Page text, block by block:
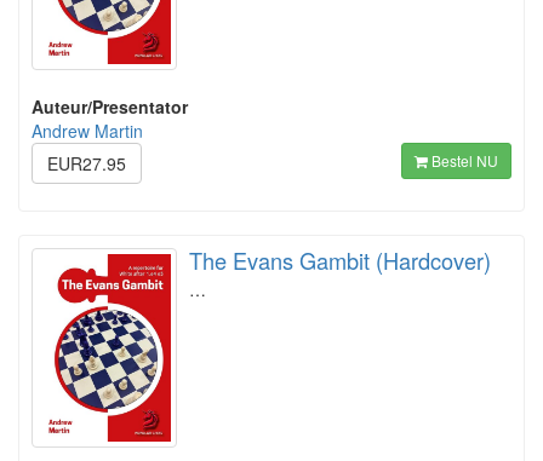
Auteur/Presentator
Andrew Martin
EUR27.95
Bestel NU
The Evans Gambit (Hardcover)
…